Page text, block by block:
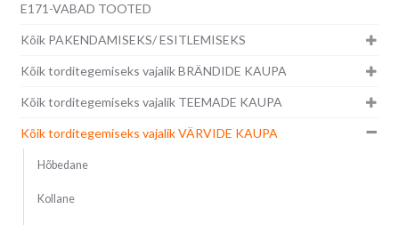
E171-VABAD TOOTED
Kõik PAKENDAMISEKS/ ESITLEMISEKS
Kõik torditegemiseks vajalik BRÄNDIDE KAUPA
Kõik torditegemiseks vajalik TEEMADE KAUPA
Kõik torditegemiseks vajalik VÄRVIDE KAUPA
Hõbedane
Kollane